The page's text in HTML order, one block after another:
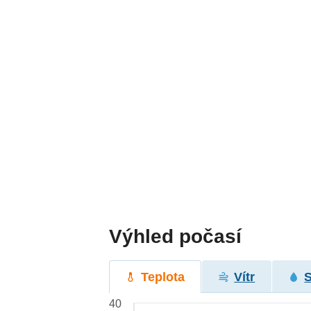
Výhled počasí
Teplota Vítr
40